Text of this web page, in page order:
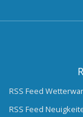
RSS Feed
RSS Feed